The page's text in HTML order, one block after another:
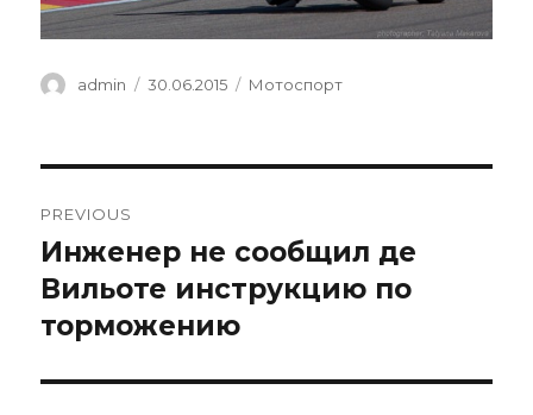
Author
admin
Posted
30.06.2015 Categories
Мотоспорт
по
записям
PREVIOUS
Previous
post:
Инженер не сообщил де
Вильоте инструкцию по
торможению